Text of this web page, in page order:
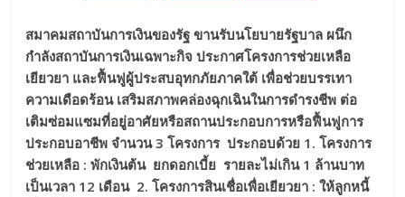
สมาคมสถาบันการเงินของรัฐ ขานรับนโยบายรัฐบาล ผนึก
กำลังสถาบันการเงินเฉพาะกิจ ประกาศโครงการช่วยเหลือ
เยียวยา และฟื้นฟูผู้ประสบอุทกภัยภาคใต้ เพื่อช่วยบรรเทา
ความเดือดร้อน เสริมสภาพคล่องฉุกเฉินในการดำรงชีพ ต่อ
เติมซ่อมแซมที่อยู่อาศัยหรือสถานประกอบการหรือฟื้นฟูการ
ประกอบอาชีพ จำนวน 3 โครงการ ประกอบด้วย 1. โครงการ
ช่วยเหลือ : พักเงินต้น ยกดอกเบี้ย รายละไม่เกิน 1 ล้านบาท
เป็นเวลา 12 เดือน 2. โครงการสินเชื่อเพื่อเยียวยา : ให้ลูกหนี้